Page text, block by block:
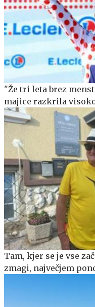
"Že tri leta brez
majice razkrila
Tam, kjer se je vse
zmagi, največjem